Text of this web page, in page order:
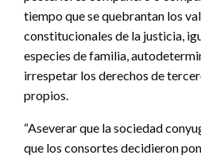
tiempo que se quebrantan los
constitucionales de la justicia,
especies de familia,
irrespetar los derechos de
propios.
“Aseverar que la sociedad
que los consortes decidieron